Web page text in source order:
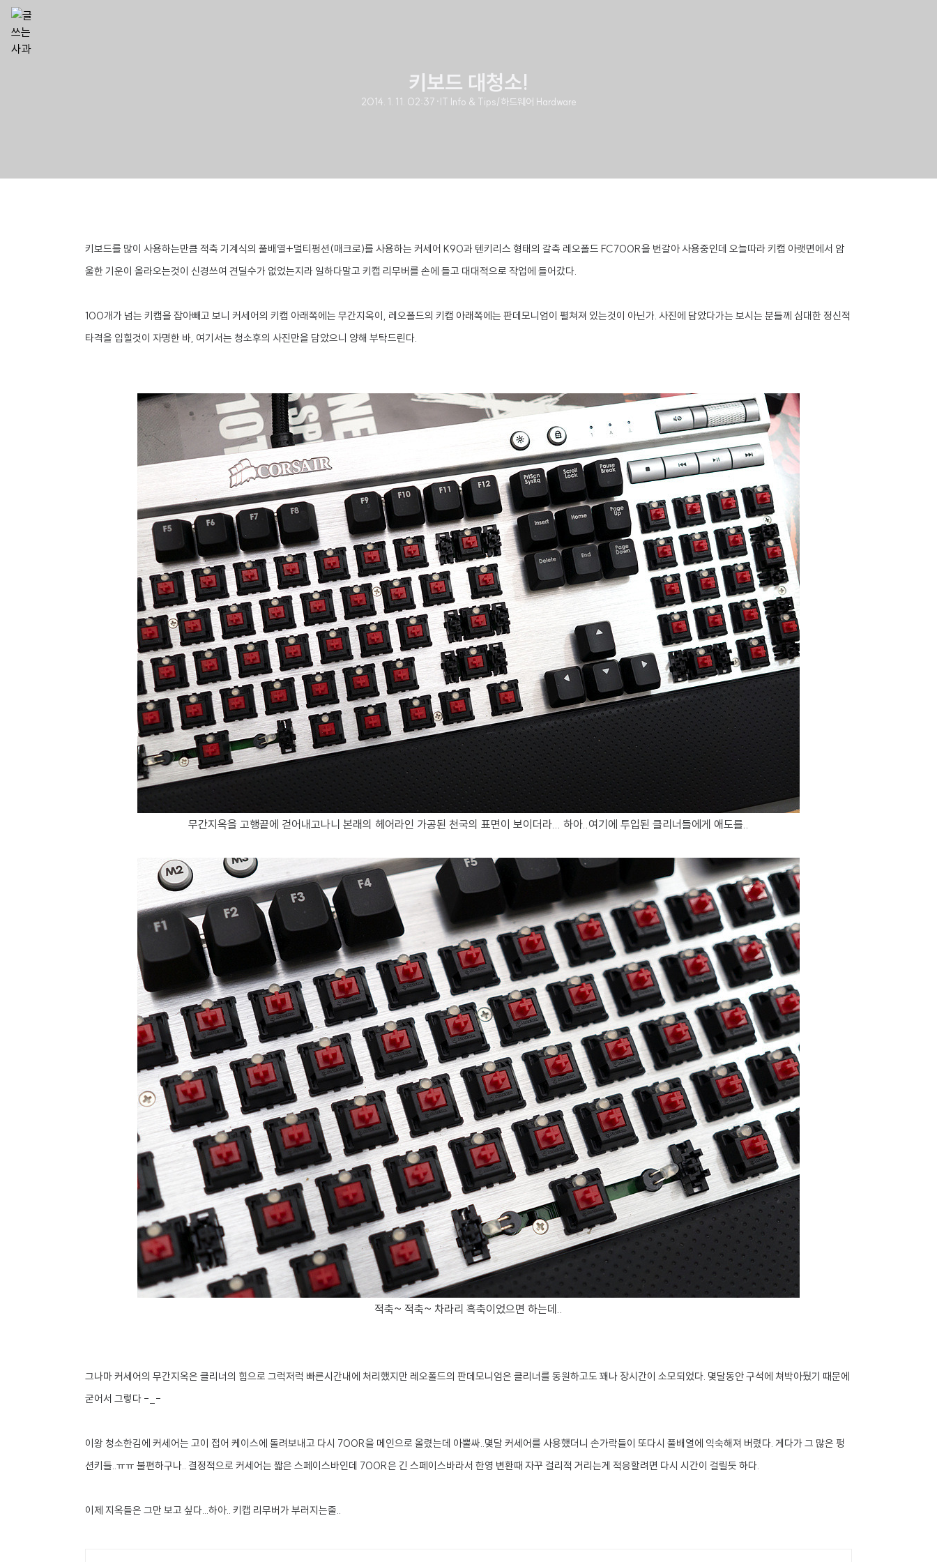
키보드 대청소!
2014. 1. 11. 02:37 ·IT Info & Tips/하드웨어 Hardware
키보드를 많이 사용하는만큼 적축 기계식의 풀배열+멀티펑션(매크로)를 사용하는 커세어 K90과 텐키리스 형태의 갈축 레오폴드 FC700R을 번갈아 사용중인데 오늘따라 키캡 아랫면에서 암
울한 기운이 올라오는것이 신경쓰여 견딜수가 없었는지라 일하다말고 키캡 리무버를 손에 들고 대대적으로 작업에 들어갔다.
100개가 넘는 키캡을 잡아빼고 보니 커세어의 키캡 아래쪽에는 무간지옥이, 레오폴드의 키캡 아래쪽에는 판데모니엄이 펼쳐져 있는것이 아닌가. 사진에 담았다가는 보시는 분들께 심대한 정신적
타격을 입힐것이 자명한 바, 여기서는 청소후의 사진만을 담았으니 양해 부탁드린다.
무간지옥을 고행끝에 걷어내고나니 본래의 헤어라인 가공된 천국의 표면이 보이더라... 하아..여기에 투입된 클리너들에게 애도를..
적축~ 적축~ 차라리 흑축이었으면 하는데..
그나마 커세어의 무간지옥은 클리너의 힘으로 그럭저럭 빠른시간내에 처리했지만 레오폴드의 판데모니엄은 클리너를 동원하고도 꽤나 장시간이 소모되었다. 몇달동안 구석에 쳐박아뒀기 때문에
굳어서 그렇다 -_-
이왕 청소한김에 커세어는 고이 접어 케이스에 돌려보내고 다시 700R을 메인으로 올렸는데 아뿔싸..몇달 커세어를 사용했더니 손가락들이 또다시 풀배열에 익숙해져 버렸다. 게다가 그 많은 펑
션키들..ㅠㅠ 불편하구나.. 결정적으로 커세어는 짧은 스페이스바인데 700R은 긴 스페이스바라서 한영 변환때 자꾸 걸리적 거리는게 적응할려면 다시 시간이 걸릴듯 하다.
이제 지옥들은 그만 보고 싶다...하아.. 키캡 리무버가 부러지는줄..